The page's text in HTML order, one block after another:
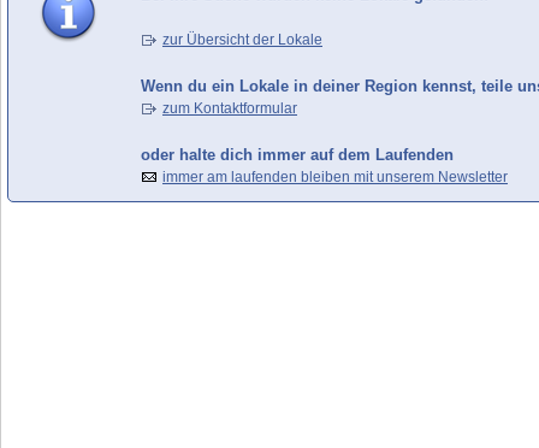
zur Übersicht der Lokale
Wenn du ein Lokale in deiner Region kennst, teile
zum Kontaktformular
oder halte dich immer auf dem Laufenden
immer am laufenden bleiben mit unserem Newsletter